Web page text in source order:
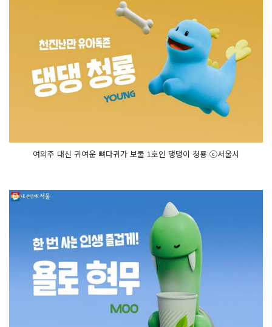
여의주 대신 귀여운 뼈다귀가 보물 1호인 댕댕이 청룡 ⓒ서울시